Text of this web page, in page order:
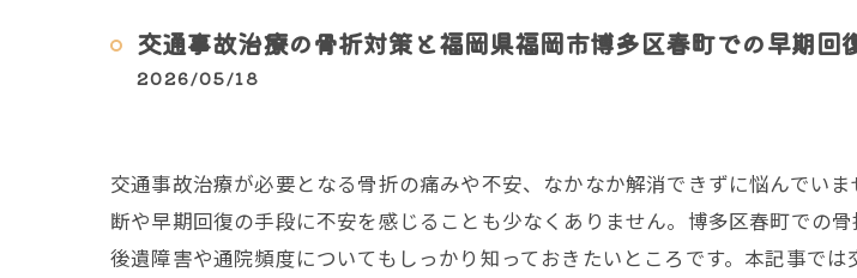
交通事故治療の骨折対策と福岡県福岡市博多区春町での早期回
2026/05/18
交通事故治療が必要となる骨折の痛みや不安、なかなか解消できずに悩んでい
断や早期回復の手段に不安を感じることも少なくありません。博多区春町での
後遺障害や通院頻度についてもしっかり知っておきたいところです。本記事で